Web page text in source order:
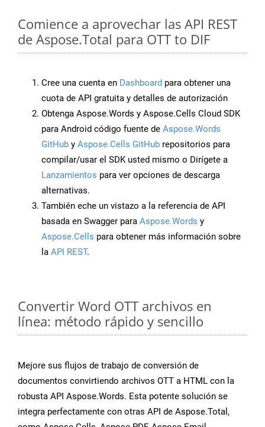
Comience a aprovechar las API REST
de Aspose.Total para OTT to DIF
Cree una cuenta en Dashboard para obtener una
cuota de API gratuita y detalles de autorización
Obtenga Aspose.Words y Aspose.Cells Cloud SDK
para Android código fuente de Aspose.Words
GitHub y Aspose.Cells GitHub repositorios para
compilar/usar el SDK usted mismo o Dirígete a
Lanzamientos para ver opciones de descarga
alternativas.
También eche un vistazo a la referencia de API
basada en Swagger para Aspose.Words y
Aspose.Cells para obtener más información sobre
la API REST.
Convertir Word OTT archivos en
línea: método rápido y sencillo
Mejore sus flujos de trabajo de conversión de
documentos convirtiendo archivos OTT a HTML con la
robusta API Aspose.Words. Esta potente solución se
integra perfectamente con otras API de Aspose.Total,